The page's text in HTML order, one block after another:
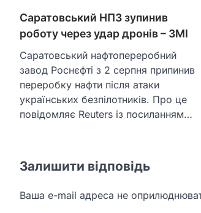
Саратовський НПЗ зупинив
роботу через удар дронів – ЗМІ
Саратовський нафтопереробний
завод Роснєфті з 2 серпня припинив
переробку нафти після атаки
українських безпілотників. Про це
повідомляє Reuters із посиланням…
Залишити відповідь
Ваша e-mail адреса не